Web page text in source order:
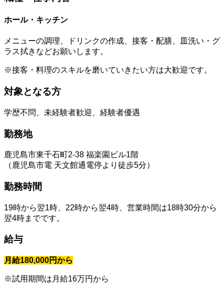
ホール・キッチン
メニューの調理、ドリンクの作成、接客・配膳、皿洗い・グ
ラス拭きなどお願いします。
※接客・料理のスキルを磨いていきたい方は大歓迎です。
対象となる方
学歴不問、未経験者歓迎、経験者優遇
勤務地
鹿児島市東千石町2-38 福楽園ビル1階
（鹿児島市電 天文館通電停より徒歩5分）
勤務時間
19時から翌1時、22時から翌4時、営業時間は18時30分から
翌4時までです。
給与
月給180,000円から
※試用期間は月給16万円から